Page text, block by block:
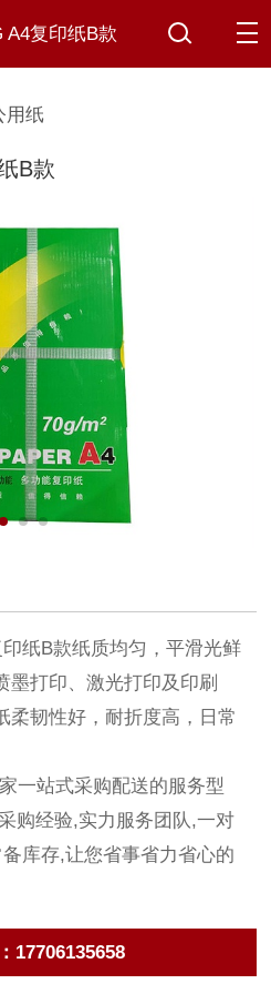
A4复印纸B款
用纸
B款
B款纸质均匀，平滑光鲜
墨打印、激光打印及印刷
柔韧性好，耐折度高，日常
站式采购配送的服务型
购经验,实力服务团队,一对
库存,让您省事省力省心的
17706135658